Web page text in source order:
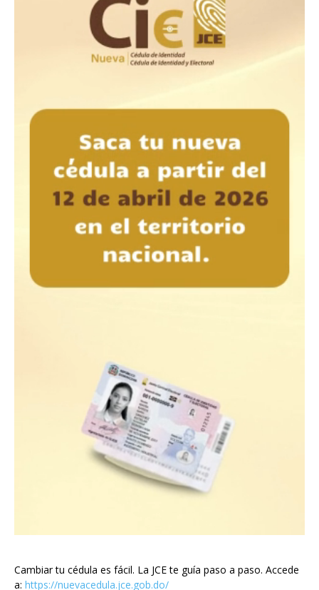
Cambiar tu cédula es fácil. La JCE te guía paso a paso. Accede
a: https://nuevacedula.jce.gob.do/